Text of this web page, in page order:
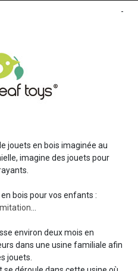
-
jouets en bois imaginée au
imagine des jouets pour
bois pour vos enfants :
environ deux mois en
dans une usine familiale afin
jouets.